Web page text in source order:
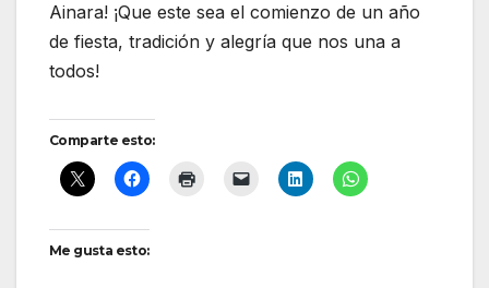
Ainara! ¡Que este sea el comienzo de un año
de fiesta, tradición y alegría que nos una a
todos!
Comparte esto:
Me gusta esto: